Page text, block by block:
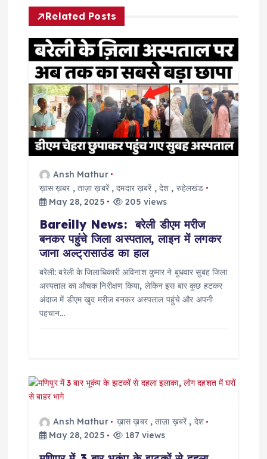
v
g
a
t
Related Posts
Ansh Mathur
ख़ास ख़बर ,ताज़ा ख़बरें,दमदार ख़बरें , देश , रुहेलखंड
May 28, 2025
205 views
Bareilly News: बरेली डीएम मरीज
बनकर पहुंचे जिला अस्पताल, लाइन में लगकर
जाना अल्ट्रासाउंड का हाल
बरेली: बरेली के जिलाधिकारी अविनाश कुमार ने बुधवार सुबह जिला
अस्पताल का औचक निरीक्षण किया, लेकिन इस बार कुछ हटकर
अंदाज में डीएम खुद मरीज बनकर अस्पताल पहुंचे और अपनी
पहचान…
Ansh Mathur ख़ास ख़बर,ताज़ा ख़बरें , देश
May 28, 2025
187 views